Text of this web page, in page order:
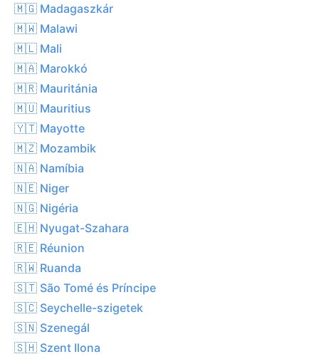
🇲🇬 Madagaszkár
🇲🇼 Malawi
🇲🇱 Mali
🇲🇦 Marokkó
🇲🇷 Mauritánia
🇲🇺 Mauritius
🇾🇹 Mayotte
🇲🇿 Mozambik
🇳🇦 Namíbia
🇳🇪 Niger
🇳🇬 Nigéria
🇪🇭 Nyugat-Szahara
🇷🇪 Réunion
🇷🇼 Ruanda
🇸🇹 São Tomé és Príncipe
🇸🇨 Seychelle-szigetek
🇸🇳 Szenegál
🇸🇭 Szent Ilona